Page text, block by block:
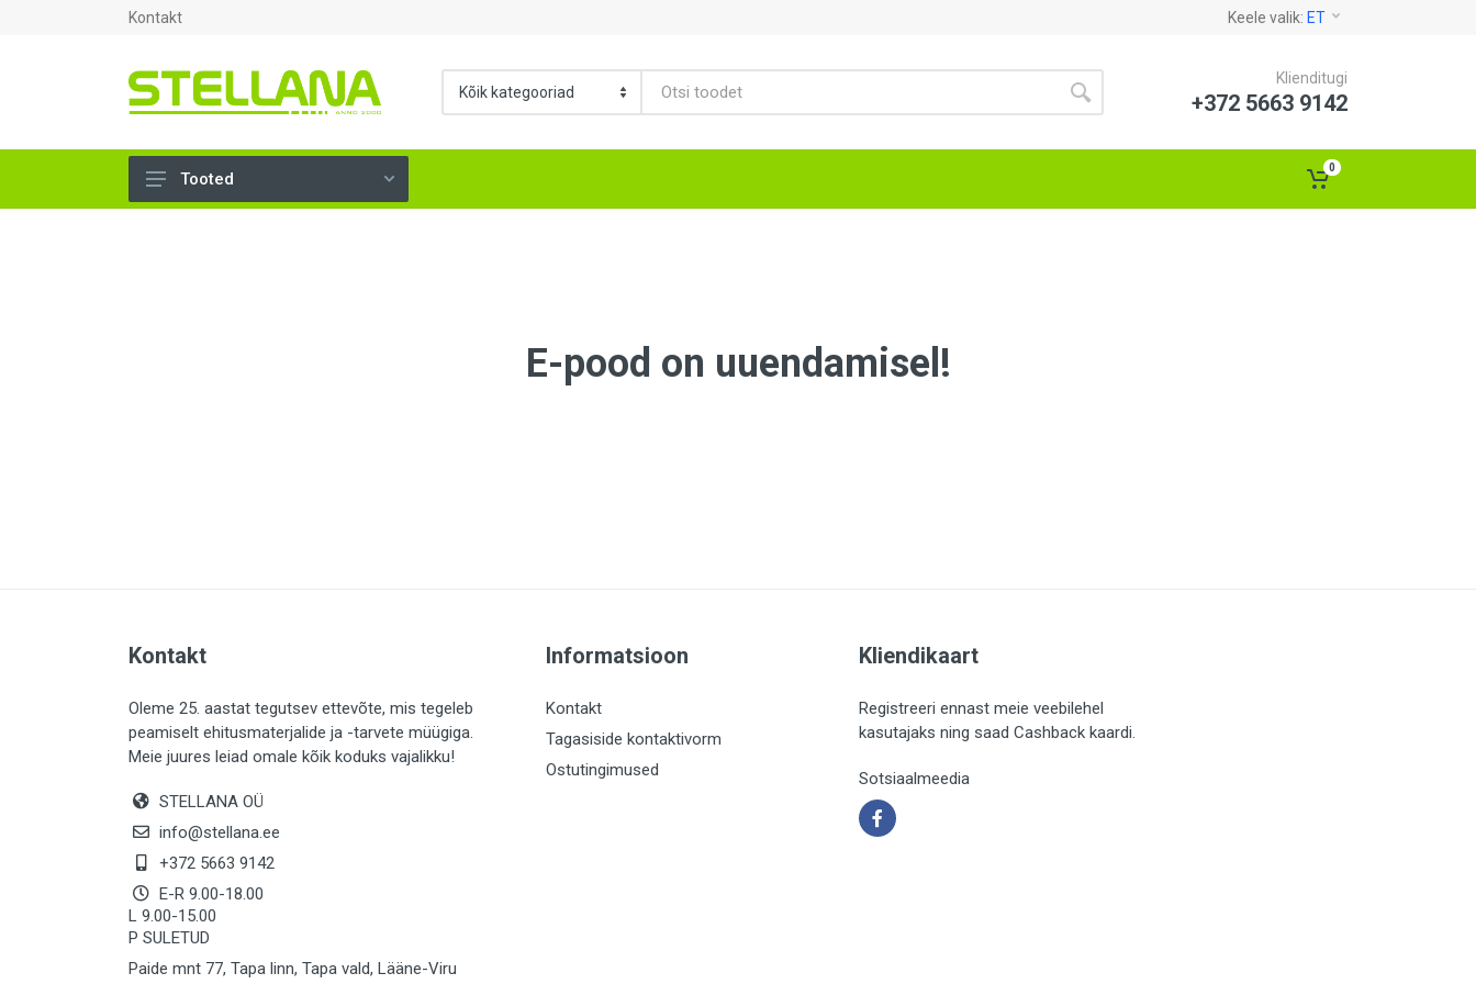
Kontakt Keele valik: ET
Klienditugi
+372 5663 9142
LIISTUD (183)
KIVID (31)
KATTED (132)
MAALRITARBED (1027)
SOOJUSTUS (16)
KEEMIA (220)
TÖÖRIIDED (117)
SAUN (8)
Tooted
0
E-pood on uuendamisel!
Kontakt
Oleme 25. aastat tegutsev ettevõte, mis tegeleb
peamiselt ehitusmaterjalide ja -tarvete müügiga.
Meie juures leiad omale kõik koduks vajalikku!
STELLANA OÜ
info@stellana.ee
+372 5663 9142
E-R 9.00-18.00
L 9.00-15.00
P SULETUD
Paide mnt 77, Tapa linn, Tapa vald, Lääne-Viru
Informatsioon
Kontakt
Tagasiside kontaktivorm
Ostutingimused
Kliendikaart
Registreeri ennast meie veebilehel
kasutajaks ning saad Cashback kaardi.
Sotsiaalmeedia